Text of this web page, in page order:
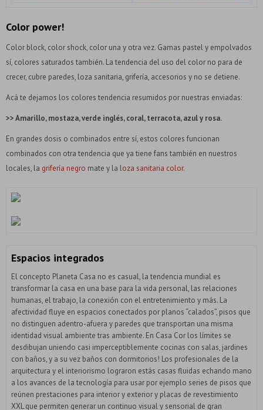
Color power!
Color block, color shock, color una y otra vez. Gamas pastel y empolvados
sí, colores saturados también. La tendencia del uso del color no para de
crecer, cubre paredes, loza sanitaria, grifería, accesorios y no se detiene.
Acá te dejamos los colores tendencia resumidos por nuestras enviadas:
>> Amarillo, mostaza, verde inglés, coral, terracota, azul y rosa.
En grandes dosis o combinados entre sí, estos colores funcionan
combinados con otra tendencia que ya tiene fans también en nuestros
locales, la grifería negro mate y la loza sanitaria color.
Espacios integrados
El concepto Planeta Casa no es casual, la tendencia mundial es
transformar la casa en una base para la vida personal, las relaciones
humanas, el trabajo, la conexión con el entretenimiento y más. La
afectividad fluye en espacios conectados por planos “calados”, pisos que
no distinguen adentro-afuera y paredes que transportan una misma
identidad visual ambiente tras ambiente. En Casa Cor los límites se
desdibujan uniendo casi imperceptiblemente cocinas con salas, jardines
con baños, y a su vez baños con dormitorios! Los profesionales de la
arquitectura y el interiorismo lograron estás casas fluidas echando mano
a los avances de la tecnología para usar por ejemplo series de pisos que
reúnen prestaciones para interior y exterior y placas de revestimiento
XXL que permiten generar un continuo visual y sensorial de gran